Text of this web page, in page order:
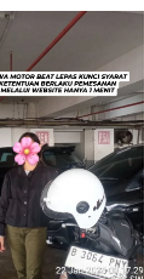
Cityplaza
Jatinegara
Gedung Parkir
P6A